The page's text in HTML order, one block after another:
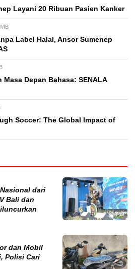
Layani 20 Ribuan Pasien Kanker
Label Halal, Ansor Sumenep
Depan Bahasa: SENALA
Soccer: The Global Impact of
dari
Bali dan
dan Mobil
Polisi Cari